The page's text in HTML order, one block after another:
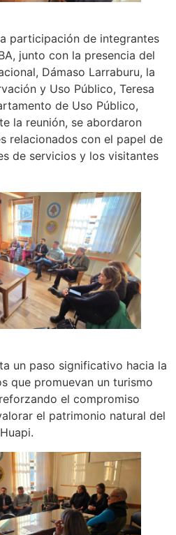
participación de integrantes
junto con la presencia del
Dámaso Larraburu, la
y Uso Público, Teresa
de Uso Público,
la reunión, se abordaron
relacionados con el papel de
de servicios y los visitantes
un paso significativo hacia la
que promuevan un turismo
el compromiso
el patrimonio natural del